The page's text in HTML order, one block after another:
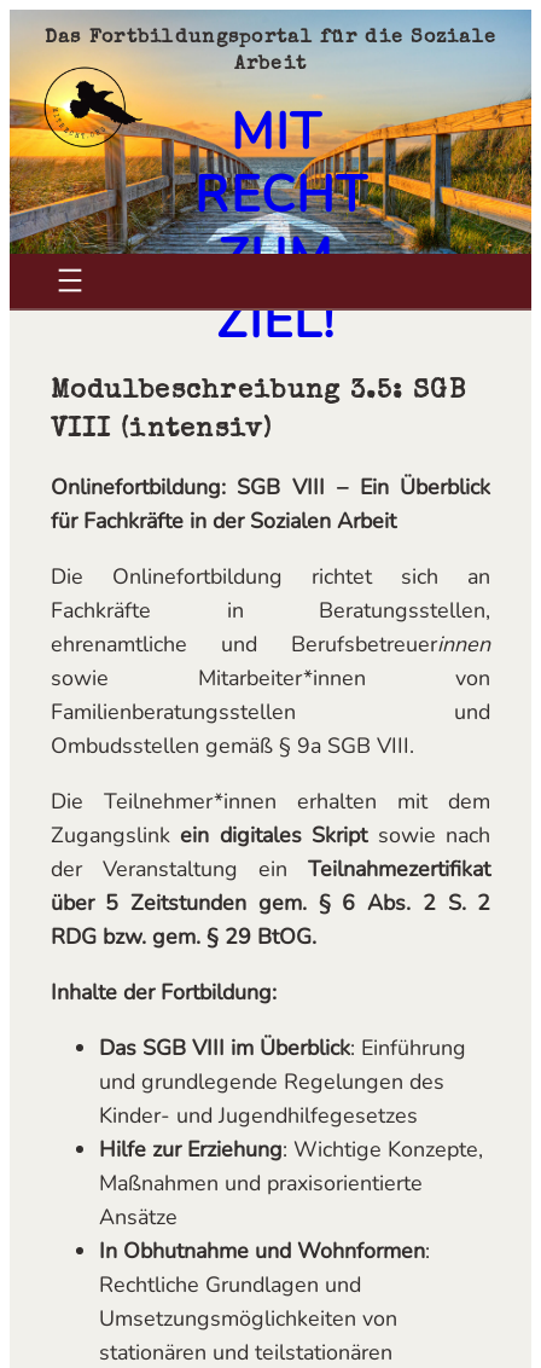
Zum
springen
Das Fortbildungsportal für die Soziale
Arbeit
MIT
RECHT
ZUM
ZIEL!
Modulbeschreibung 3.5: SGB
VIII (intensiv)
Onlinefortbildung: SGB VIII – Ein Überblick
für Fachkräfte in der Sozialen Arbeit
Die Onlinefortbildung richtet sich an
Fachkräfte in Beratungsstellen,
ehrenamtliche und Berufsbetreuerinnen
sowie Mitarbeiter*innen von
Familienberatungsstellen und
Ombudsstellen gemäß § 9a SGB VIII.
Die Teilnehmer*innen erhalten mit dem
Zugangslinkein digitales Skriptsowie nach
der Veranstaltung einTeilnahmezertifikat
über 5 Zeitstunden gem. § 6 Abs. 2 S. 2
RDG bzw. gem. § 29 BtOG.
Inhalte der Fortbildung:
Das SGB VIII im Überblick: Einführung
und grundlegende Regelungen des
Kinder- und Jugendhilfegesetzes
Hilfe zur Erziehung: Wichtige Konzepte,
Maßnahmen und praxisorientierte
Ansätze
In Obhutnahme und Wohnformen:
Rechtliche Grundlagen und
Umsetzungsmöglichkeiten von
stationären und teilstationären